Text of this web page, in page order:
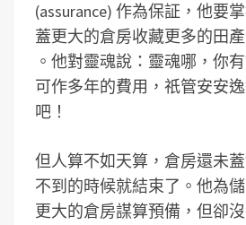
(assurance) 作為保証，他要
蓋更大的倉房收藏更多的田
。他對靈魂說：靈魂哪，你
可作多年的費用，祇管安安
吧！
但人算不如天算，倉房還未
不到的時候就結束了。他為
更大的倉房謀算預備，但卻